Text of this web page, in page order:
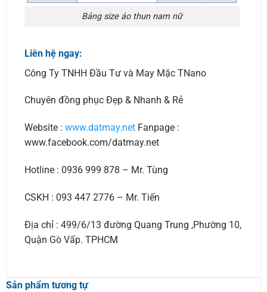
Bảng size áo thun nam nữ
Liên hệ ngay:
Công Ty TNHH Đầu Tư và May Mặc TNano
Chuyên đồng phục Đẹp & Nhanh & Rẻ
Website : www.datmay.netFanpage :
www.facebook.com/datmay.net
Hotline : 0936 999 878 – Mr. Tùng
CSKH : 093 447 2776 – Mr. Tiến
Địa chỉ : 499/6/13 đường Quang Trung ,Phường 10,
Quận Gò Vấp. TPHCM
Sản phẩm tương tự